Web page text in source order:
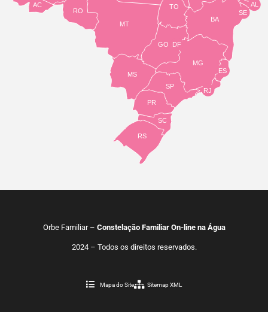
TO
BA
SE
AL
AC
RO
MT
MS
GO
PR
SC
RS
SP
MG
RJ
ES
DF
Orbe Familiar – Constelação Familiar On-line na Água
2024 – Todos os direitos reservados.
Mapa do Site Sitemap XML